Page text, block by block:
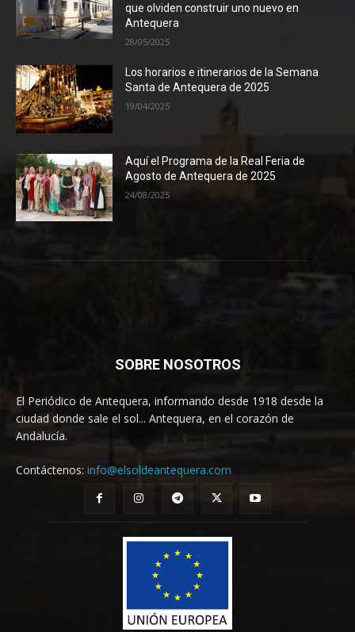
que olviden construir uno nuevo en
Antequera
28/05/2025
Los horarios e itinerarios de la Semana
Santa de Antequera de 2025
19/04/2025
Aquí el Programa de la Real Feria de
Agosto de Antequera de 2025
24/08/2025
SOBRE NOSOTROS
El Periódico de Antequera, informando desde 1918 desde la
ciudad donde sale el sol... Antequera, en el corazón de
Andalucía.
Contáctenos: info@elsoldeantequera.com